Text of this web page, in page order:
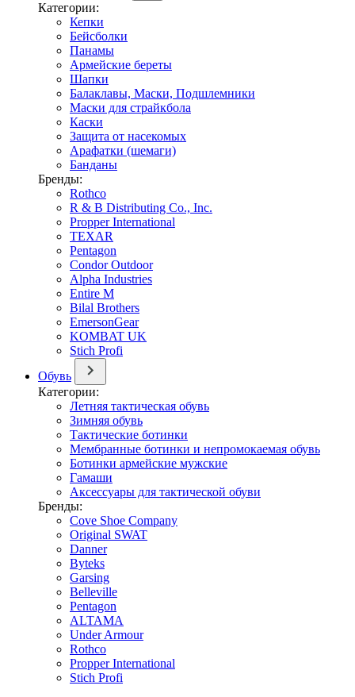
Категории:
Кепки
Бейсболки
Панамы
Армейские береты
Шапки
Балаклавы, Маски, Подшлемники
Маски для страйкбола
Каски
Защита от насекомых
Арафатки (шемаги)
Банданы
Бренды:
Rothco
R & B Distributing Co., Inc.
Propper International
TEXAR
Pentagon
Condor Outdoor
Alpha Industries
Entire M
Bilal Brothers
EmersonGear
KOMBAT UK
Stich Profi
Обувь
Категории:
Летняя тактическая обувь
Зимняя обувь
Тактические ботинки
Мембранные ботинки и непромокаемая обувь
Ботинки армейские мужские
Гамаши
Аксессуары для тактической обуви
Бренды:
Cove Shoe Company
Original SWAT
Danner
Byteks
Garsing
Belleville
Pentagon
ALTAMA
Under Armour
Rothco
Propper International
Stich Profi